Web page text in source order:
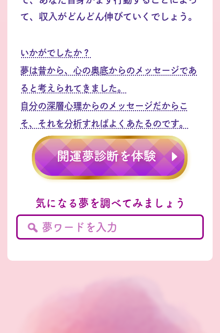
て、収入がどんどん伸びていくでしょう。
いかがでしたか？
夢は昔から、心の奥底からのメッセージであ
ると考えられてきました。
自分の深層心理からのメッセージだからこ
そ、それを分析すればよくあたるのです。
気になる夢を調べてみましょう